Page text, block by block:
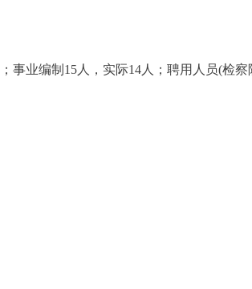
业编制15人，实际14人；聘用人员(检